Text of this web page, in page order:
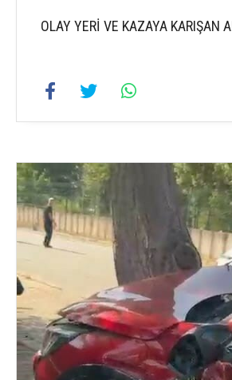
OLAY YERİ VE KAZAYA KARIŞAN